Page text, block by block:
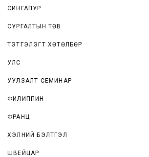
СИНГАПУР
СУРГАЛТЫН ТӨВ
ТЭТГЭЛЭГТ ХӨТӨЛБӨР
УЛС
УУЛЗАЛТ СЕМИНАР
ФИЛИППИН
ФРАНЦ
ХЭЛНИЙ БЭЛТГЭЛ
ШВЕЙЦАР